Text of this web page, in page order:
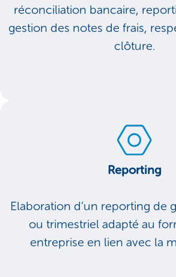
réconciliation bancaire,
gestion des notes de frais,
clôture.
Reporting
Elaboration d’un reporting de
ou trimestriel adapté au
entreprise en lien avec la